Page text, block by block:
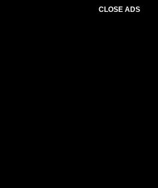
CLOSE ADS